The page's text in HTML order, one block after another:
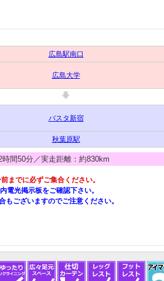
広島駅南口
広島大学
バスタ新宿
秋葉原駅
間50分／実走距離：約830km
までに必ずご集合ください。
電光掲示板をご確認下さい。
ございますのでご注意ください。